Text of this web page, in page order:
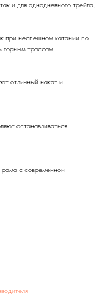
и для однодневного трейла.
при неспешном катании по
горным трассам.
отличный накат и
останавливаться
рама с современной